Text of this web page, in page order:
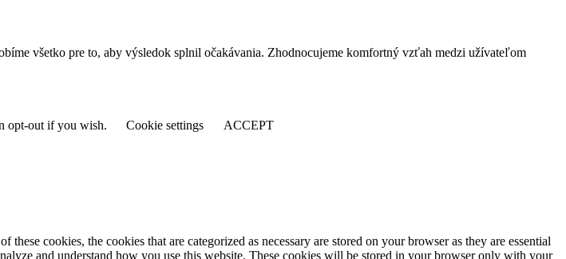
všetko pre to, aby výsledok splnil očakávania. Zhodnocujeme komfortný vzťah medzi užívateľom
opt-out if you wish. Cookie settings ACCEPT
cookies, the cookies that are categorized as necessary are stored on your browser as they are essential
and understand how you use this website. These cookies will be stored in your browser only with your